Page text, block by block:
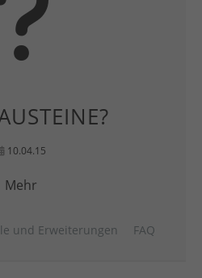
10.04.15
Mehr
und Erweiterungen FAQ